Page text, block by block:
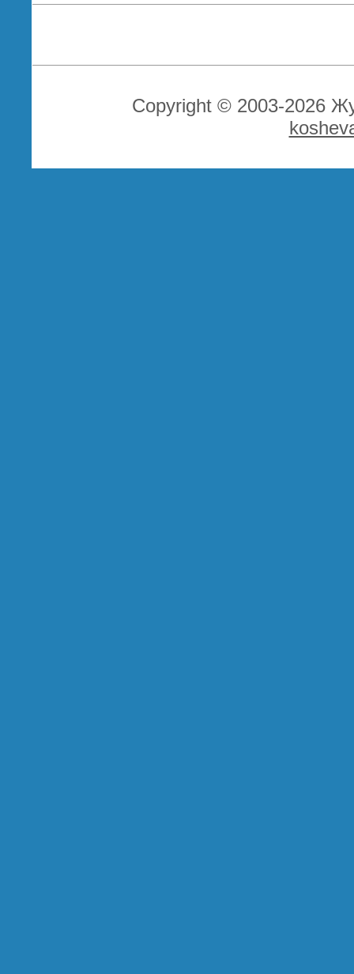
Copyright © 2003-2026